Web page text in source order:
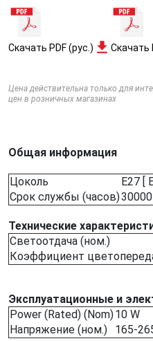
Скачать PDF (рус.) Скачать
Цена действительна только для
цен в розничных магазинах
Общая
Цоколь
E27 [
Срок службы (часов)
Технические
Светоотдача (ном.)
Коэффициент
Эксплуатационные и
Power (Rated) (Nom)10 W
Напряжение (ном.)
165-